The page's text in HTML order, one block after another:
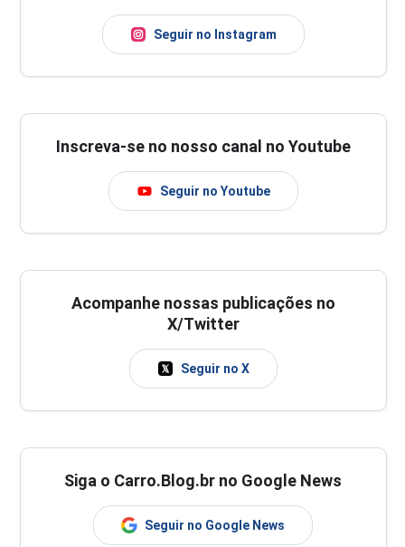
Seguir no Instagram
Inscreva-se no nosso canal no Youtube
Seguir no Youtube
Acompanhe nossas publicações no
X/Twitter
Seguir no X
Siga o Carro.Blog.br no Google News
Seguir no Google News